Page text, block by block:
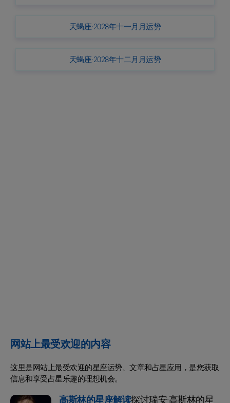
天蝎座·2028年十一月月运势
天蝎座·2028年十二月月运势
网站上最受欢迎的内容
这里是网站上最受欢迎的星座运势、文章和占星应用，是您获取
信息和享受占星乐趣的理想机会。
高斯林的星座解读探讨瑞安·高斯林的星